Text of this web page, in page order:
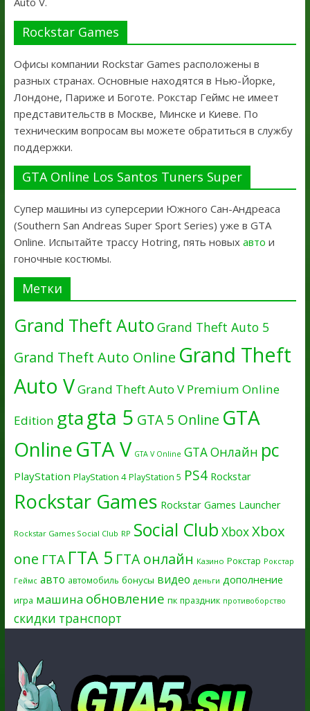
Rockstar Games
Офисы компании Rockstar Games расположены в
разных странах. Основные находятся в Нью-Йорке,
Лондоне, Париже и Боготе. Рокстар Геймс не имеет
представительств в Москве, Минске и Киеве. По
техническим вопросам вы можете обратиться в службу
поддержки.
GTA Online Los Santos Tuners Super
Супер машины из суперсерии Южного Сан-Андреаса
(Southern San Andreas Super Sport Series) уже в GTA
Online. Испытайте трассу Hotring, пять новых авто и
гоночные костюмы.
Метки
Grand Theft Auto Grand Theft Auto 5
Grand Theft Auto Online Grand Theft
Auto VGrand Theft Auto V Premium Online
Edition gtagta 5 GTA 5 Online GTA
OnlineGTA V GTA V Online GTA Онлайн pc
PlayStation PlayStation 4 PlayStation 5 PS4 Rockstar
Rockstar Games Rockstar Games Launcher
Rockstar Games Social Club RP Social Club XboxXbox
one ГТА ГТА 5 ГТА онлайн Казино Рокстар Рокстар
Геймс авто автомобиль бонусы видео деньги дополнение
игра машина обновление пк праздник противоборство
скидки транспорт